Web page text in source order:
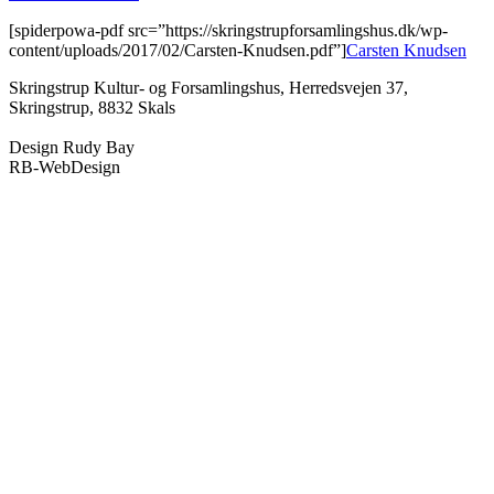
[spiderpowa-pdf src=”https://skringstrupforsamlingshus.dk/wp-
content/uploads/2017/02/Carsten-Knudsen.pdf”]Carsten Knudsen
Skringstrup Kultur- og Forsamlingshus, Herredsvejen 37,
Skringstrup, 8832 Skals
Design Rudy Bay
RB-WebDesign